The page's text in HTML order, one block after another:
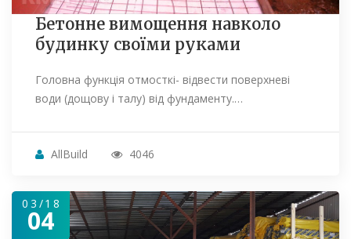
Бетонне вимощення навколо
будинку своїми руками
Головна функція отмосткі- відвести поверхневі
води (дощову і талу) від фундаменту.…
AllBuild 4046
03/18
04